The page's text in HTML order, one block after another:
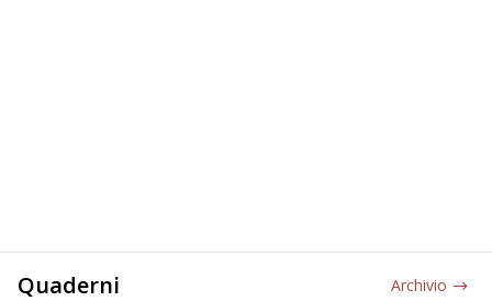
Quaderni Archivio